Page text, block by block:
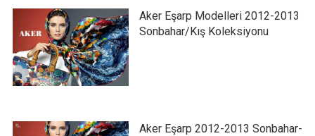
Aker Eşarp Modelleri 2012-2013
Sonbahar/Kış Koleksiyonu
Aker Eşarp 2012-2013 Sonbahar-